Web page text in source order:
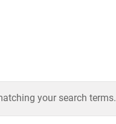
your search terms.